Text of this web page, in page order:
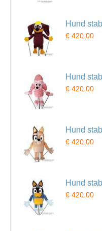
Hund
€ 420.00
Hund
€ 420.00
Hund
€ 420.00
Hund
€ 420.00